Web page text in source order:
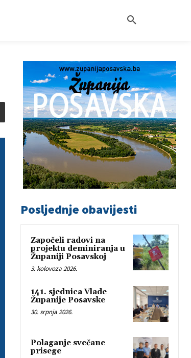
Posljednje obavijesti
Započeli radovi na
projektu deminiranja u
Županiji Posavskoj
3. kolovoza 2026.
141. sjednica Vlade
Županije Posavske
30. srpnja 2026.
Polaganje svečane
prisege